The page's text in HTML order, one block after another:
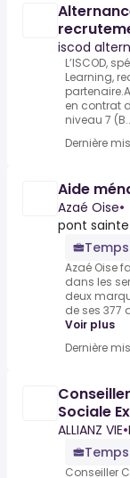
iscod
L’ISCOD,
Learning,
en contrat
niveau 7
Dernière
Aide
Azaé Oise•
pont
Azaé Oise
dans les
deux
de ses 377
Voir plus
Dernière
Sociale
(60)
ALLIANZ VIE•
Conseiller